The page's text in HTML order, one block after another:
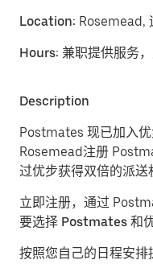
Location: Rosemead,
Hours: 兼职提供服务
Description
Postmates 现已加入
Rosemead注册
过优步获得双倍的派送
立即注册，通过
要选择 Postmates 和优
按照您自己的日程安排